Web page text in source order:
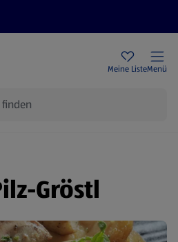
Meine ListeMenü
Gröstl